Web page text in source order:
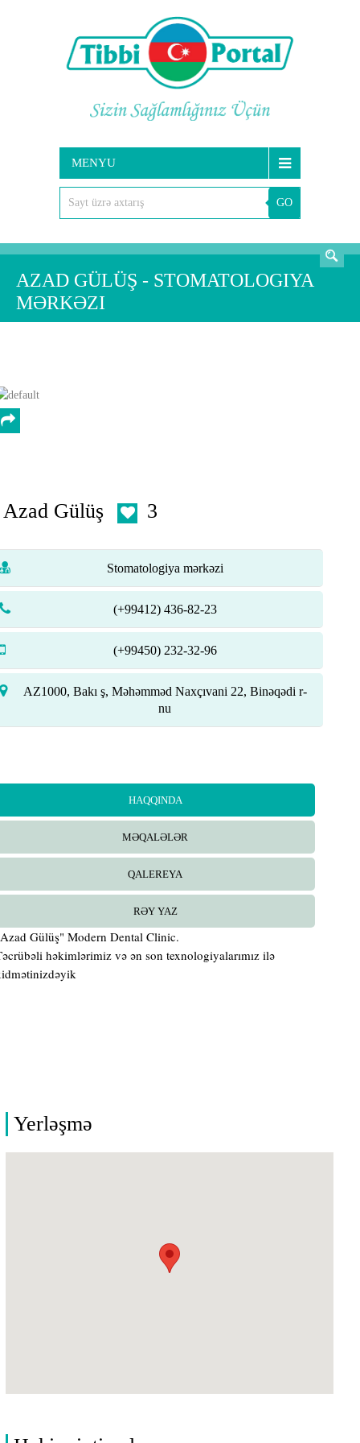
MENYU
GO
AXTARIŞ
AZAD GÜLÜŞ - STOMATOLOGIYA
MƏRKƏZI
Azad Gülüş 3
Stomatologiya mərkəzi
(+99412) 436-82-23
(+99450) 232-32-96
AZ1000, Bakı ş, Məhəmməd Naxçıvani 22, Binəqədi r-
nu
HAQQINDA
MƏQALƏLƏR
QALEREYA
RƏY YAZ
Gülüş" Modern Dental Clinic.
həkimlərimiz və ən son texnologiyalarımız ilə
Yerləşmə